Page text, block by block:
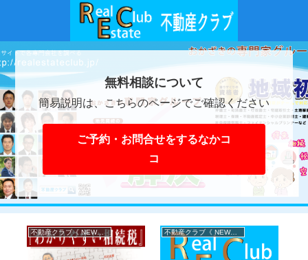
無料相談について
簡易説明は、こちらのページでご確認ください
ご予約・お問合せをするなかコ
コ
不動産クラブ《 NEWS 》 不動産クラブ《 NEWS 》